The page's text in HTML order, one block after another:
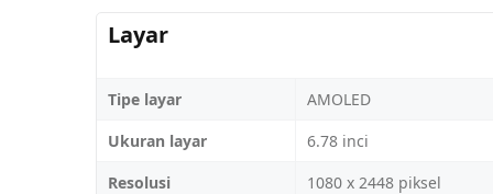
Layar
Tipe layar
AMOLED
Ukuran layar
6.78 inci
Resolusi
1080 x 2448 piksel